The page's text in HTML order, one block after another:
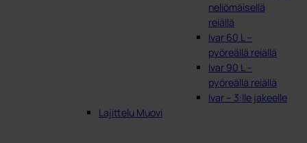
neliömäisellä
reiällä
Ivar 60 L –
pyöreällä reiällä
Ivar 90 L –
pyöreällä reiällä
Ivar – 3:lle jakeelle
Lajittelu Muovi